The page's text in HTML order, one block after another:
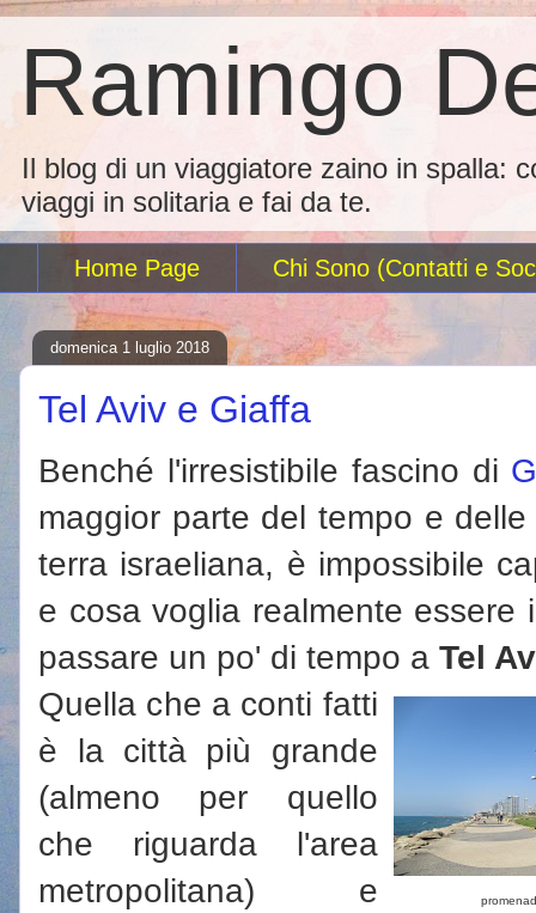
Ramingo
Il blog di un viaggiatore zaino in spalla:
viaggi in solitaria e fai da te.
Home Page Chi Sono (Contatti e
domenica 1 luglio 2018
Tel Aviv e Giaffa
Benché l'irresistibile fascino di
maggior parte del tempo e
terra israeliana, è impossibile
e cosa voglia realmente essere
passare un po' di tempo a Tel
Quella che a conti fatti
è la città più grande
(almeno per quello
che riguarda l'area
metropolitana) e